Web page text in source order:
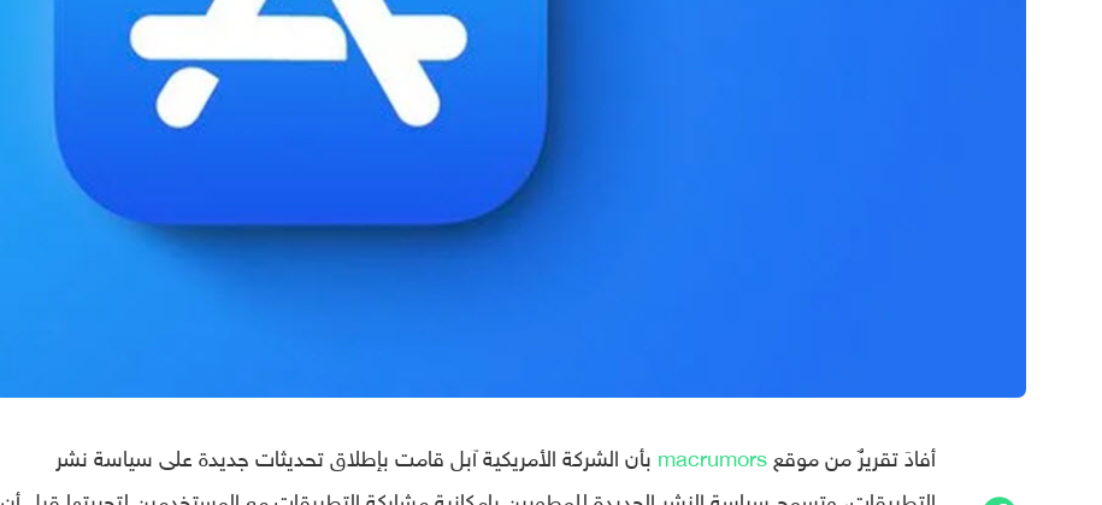
أفادَ تقريرٌ من موقعmacrumors بأن الشركة الأمريكية آبل قامت بإطلاق تحديثات جديدة على سياسة نشر